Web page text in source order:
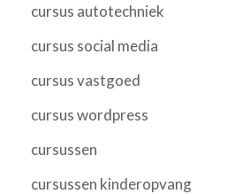
cursus autotechniek
cursus social media
cursus vastgoed
cursus wordpress
cursussen
cursussen kinderopvang